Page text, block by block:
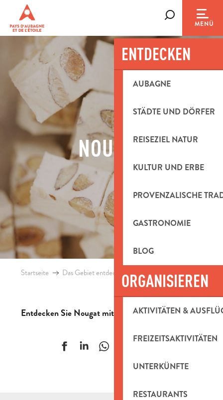
contenu
principal
MENÜ
ENTDECKEN
AUBAGNE
STÄDTE UND DÖRFER
REISEZIEL NATUR
KULTUR UND ERBE
PROVENZALISCHE
GASTRONOMIE
BLOG
ORGANISIEREN
AKTIVITÄTEN &
FREIZEITSAKTIVITÄTEN
UNTERKÜNFTE
RESTAURANTS
NOUGAT
Startseite Das Gebiet entdecken Gastronomie Nougat
Entdecken Sie Nougat mit provenzalischen Noten …
Ajouter aux